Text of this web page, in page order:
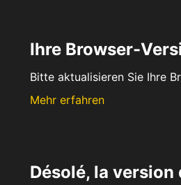
Ihre Browser-
Bitte aktualisieren Sie Ihre
Mehr erfahren
Désolé, la version